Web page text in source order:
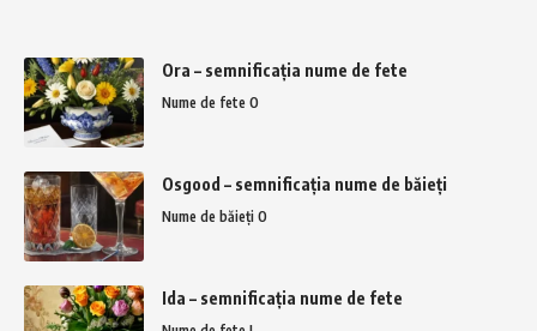
Ora – semnificația nume de fete
Nume de fete O
Osgood – semnificația nume de băieți
Nume de băieți O
Ida – semnificația nume de fete